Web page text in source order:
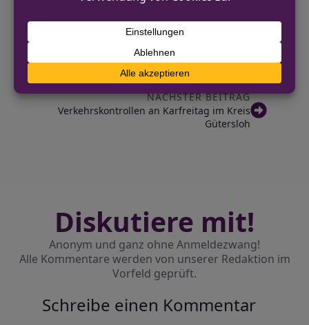
VORHERIGER BEITRAG
Rheine: Frau durch unbekannten Mann
belästigt – Zeugen gesucht
NÄCHSTER BEITRAG
Verkehrskontrollen an Karfreitag im Kreis
Gütersloh
Diskutiere mit!
Anonym und ganz ohne Anmeldezwang!
Alle Kommentare werden von unserer Redaktion im
Vorfeld geprüft.
Schreibe einen Kommentar